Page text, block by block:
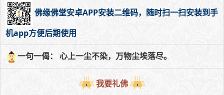
佛缘佛堂安卓APP安装二维码，随时扫一扫安装到手
机app方便后期使用
一句一偈： 心上一尘不染，万物尘埃落尽。
我要礼佛